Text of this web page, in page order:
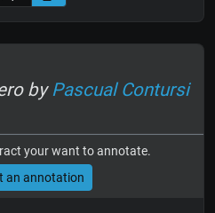
byPascual Contursi
your want to annotate.
an annotation